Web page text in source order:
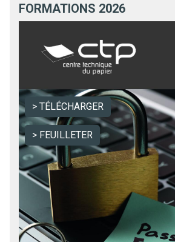
FORMATIONS 2026
TÉLÉCHARGER
FEUILLETER